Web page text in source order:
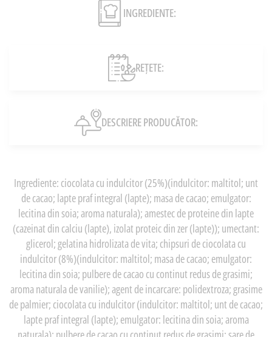
INGREDIENTE:
REȚETE:
DESCRIERE PRODUCĂTOR:
Ingrediente: ciocolata cu indulcitor (25%)(indulcitor: maltitol; unt
de cacao; lapte praf integral (lapte); masa de cacao; emulgator:
lecitina din soia; aroma naturala); amestec de proteine din lapte
(cazeinat din calciu (lapte), izolat proteic din zer (lapte)); umectant:
glicerol; gelatina hidrolizata de vita; chipsuri de ciocolata cu
indulcitor (8%)(indulcitor: maltitol; masa de cacao; emulgator:
lecitina din soia; pulbere de cacao cu continut redus de grasimi;
aroma naturala de vanilie); agent de incarcare: polidextroza; grasime
de palmier; ciocolata cu indulcitor (indulcitor: maltitol; unt de cacao;
lapte praf integral (lapte); emulgator: lecitina din soia; aroma